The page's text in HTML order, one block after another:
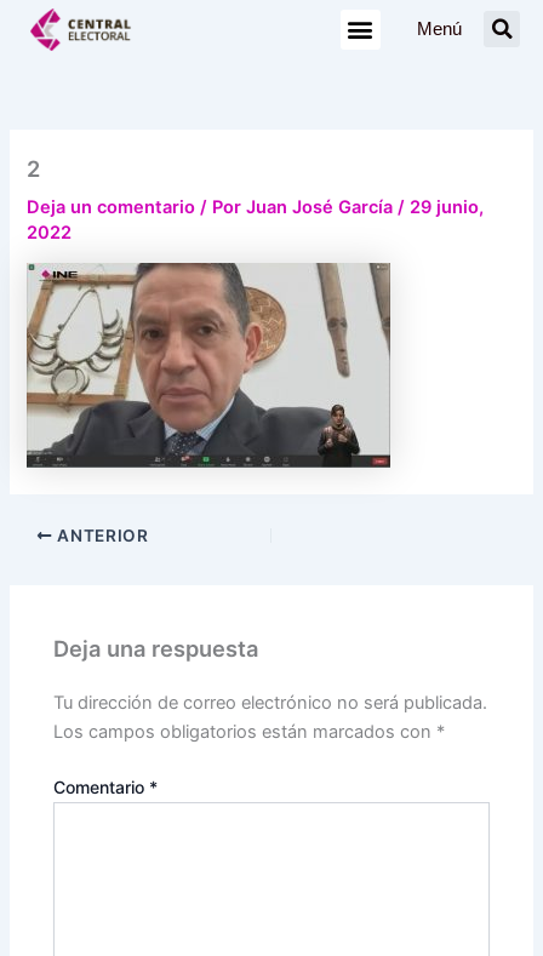
Menú
2
Deja un comentario / PorJuan José García/ 29 junio,
2022
ANTERIOR
Deja una respuesta
Tu dirección de correo electrónico no será publicada.
Los campos obligatorios están marcados con *
Comentario *